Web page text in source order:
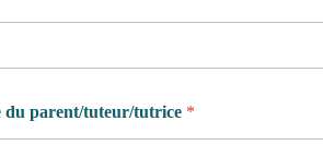
du parent/tuteur/tutrice *